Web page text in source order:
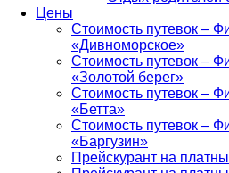
Цены
Стоимость путевок –
«Дивноморское»
Стоимость путевок –
«Золотой берег»
Стоимость путевок –
«Бетта»
Стоимость путевок –
«Баргузин»
Прейскурант на